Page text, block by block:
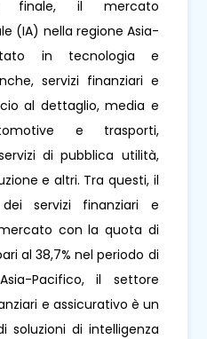
finale, il mercato
(IA) nella regione Asia-
in tecnologia e
servizi finanziari e
al dettaglio, media e
e trasporti,
di pubblica utilità,
e altri. Tra questi, il
servizi finanziari e
con la quota di
al 38,7% nel periodo di
Pacifico, il settore
e assicurativo è un
soluzioni di intelligenza